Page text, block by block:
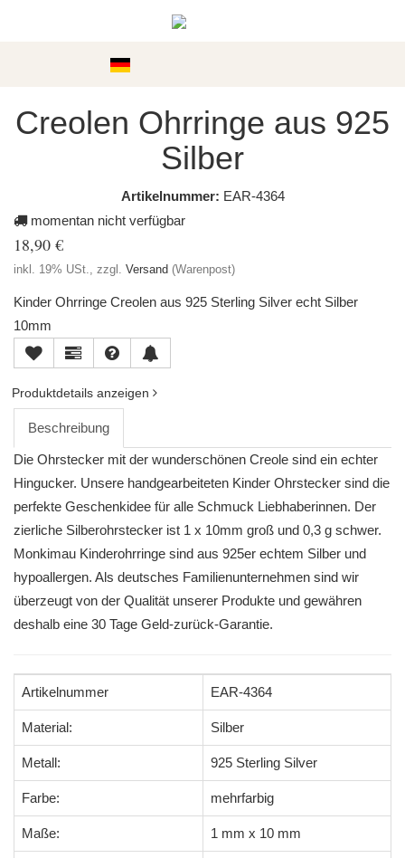
Creolen Ohrringe aus 925
Silber
Artikelnummer: EAR-4364
momentan nicht verfügbar
18,90 €
inkl. 19% USt., zzgl. Versand (Warenpost)
Kinder Ohrringe Creolen aus 925 Sterling Silver echt Silber
10mm
Produktdetails anzeigen
Beschreibung
Die Ohrstecker mit der wunderschönen Creole sind ein echter
Hingucker. Unsere handgearbeiteten Kinder Ohrstecker sind die
perfekte Geschenkidee für alle Schmuck Liebhaberinnen. Der
zierliche Silberohrstecker ist 1 x 10mm groß und 0,3 g schwer.
Monkimau Kinderohrringe sind aus 925er echtem Silber und
hypoallergen. Als deutsches Familienunternehmen sind wir
überzeugt von der Qualität unserer Produkte und gewähren
deshalb eine 30 Tage Geld-zurück-Garantie.
Artikelnummer EAR-4364
Material: Silber
Metall: 925 Sterling Silver
Farbe: mehrfarbig
Maße: 1 mm x 10 mm